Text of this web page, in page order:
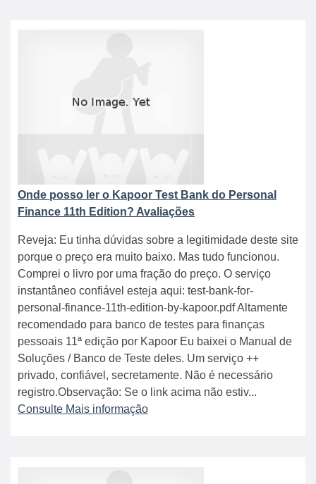
Onde posso ler o Kapoor Test Bank do Personal
Finance 11th Edition? Avaliações
Reveja: Eu tinha dúvidas sobre a legitimidade deste site
porque o preço era muito baixo. Mas tudo funcionou.
Comprei o livro por uma fração do preço. O serviço
instantâneo confiável esteja aqui: test-bank-for-
personal-finance-11th-edition-by-kapoor.pdf Altamente
recomendado para banco de testes para finanças
pessoais 11ª edição por Kapoor Eu baixei o Manual de
Soluções / Banco de Teste deles. Um serviço ++
privado, confiável, secretamente. Não é necessário
registro.Observação: Se o link acima não estiv...
Consulte Mais informação